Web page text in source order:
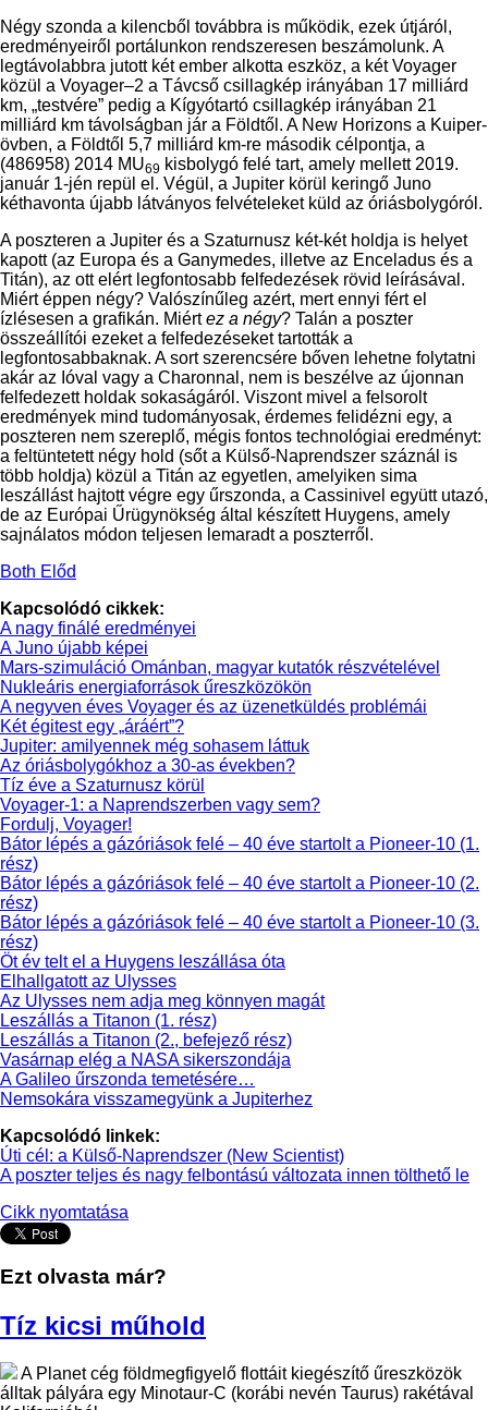
Négy szonda a kilencből továbbra is működik, ezek útjáról,
eredményeiről portálunkon rendszeresen beszámolunk. A
legtávolabbra jutott két ember alkotta eszköz, a két Voyager
közül a Voyager–2 a Távcső csillagkép irányában 17 milliárd
km, „testvére” pedig a Kígyótartó csillagkép irányában 21
milliárd km távolságban jár a Földtől. A New Horizons a Kuiper-
övben, a Földtől 5,7 milliárd km-re második célpontja, a
(486958) 2014 MU69 kisbolygó felé tart, amely mellett 2019.
január 1-jén repül el. Végül, a Jupiter körül keringő Juno
kéthavonta újabb látványos felvételeket küld az óriásbolygóról.
A poszteren a Jupiter és a Szaturnusz két-két holdja is helyet
kapott (az Europa és a Ganymedes, illetve az Enceladus és a
Titán), az ott elért legfontosabb felfedezések rövid leírásával.
Miért éppen négy? Valószínűleg azért, mert ennyi fért el
ízlésesen a grafikán. Miértez a négy? Talán a poszter
összeállítói ezeket a felfedezéseket tartották a
legfontosabbaknak. A sort szerencsére bőven lehetne folytatni
akár az Ióval vagy a Charonnal, nem is beszélve az újonnan
felfedezett holdak sokaságáról. Viszont mivel a felsorolt
eredmények mind tudományosak, érdemes felidézni egy, a
poszteren nem szereplő, mégis fontos technológiai eredményt:
a feltüntetett négy hold (sőt a Külső-Naprendszer száznál is
több holdja) közül a Titán az egyetlen, amelyiken sima
leszállást hajtott végre egy űrszonda, a Cassinivel együtt utazó,
de az Európai Űrügynökség által készített Huygens, amely
sajnálatos módon teljesen lemaradt a poszterről.
Both Előd
Kapcsolódó cikkek:
A nagy finálé eredményei
A Juno újabb képei
Mars-szimuláció Ománban, magyar kutatók részvételével
Nukleáris energiaforrások űreszközökön
A negyven éves Voyager és az üzenetküldés problémái
Két égitest egy „áráért”?
Jupiter: amilyennek még sohasem láttuk
Az óriásbolygókhoz a 30-as években?
Tíz éve a Szaturnusz körül
Voyager-1: a Naprendszerben vagy sem?
Fordulj, Voyager!
Bátor lépés a gázóriások felé – 40 éve startolt a Pioneer-10 (1.
rész)
Bátor lépés a gázóriások felé – 40 éve startolt a Pioneer-10 (2.
rész)
Bátor lépés a gázóriások felé – 40 éve startolt a Pioneer-10 (3.
rész)
Öt év telt el a Huygens leszállása óta
Elhallgatott az Ulysses
Az Ulysses nem adja meg könnyen magát
Leszállás a Titanon (1. rész)
Leszállás a Titanon (2., befejező rész)
Vasárnap elég a NASA sikerszondája
A Galileo űrszonda temetésére…
Nemsokára visszamegyünk a Jupiterhez
Kapcsolódó linkek:
Úti cél: a Külső-Naprendszer (New Scientist)
A poszter teljes és nagy felbontású változata innen tölthető le
Cikk nyomtatása
Ezt olvasta már?
Tíz kicsi műhold
A Planet cég földmegfigyelő flottáit kiegészítő űreszközök
álltak pályára egy Minotaur-C (korábi nevén Taurus) rakétával